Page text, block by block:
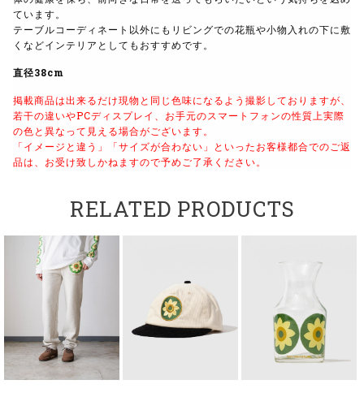
ています。
テーブルコーディネート以外にもリビングでの花瓶や小物入れの下に敷
くなどインテリアとしてもおすすめです。
直径38cm
掲載商品は出来るだけ現物と同じ色味になるよう撮影しておりますが、
若干の違いやPCディスプレイ、お手元のスマートフォンの性質上実際
の色と異なって見える場合がございます。
「イメージと違う」「サイズが合わない」といったお客様都合でのご返
品は、お受け致しかねますので予めご了承ください。
RELATED PRODUCTS